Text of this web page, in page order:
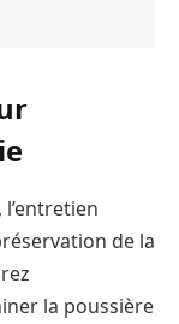
de la
la poussière